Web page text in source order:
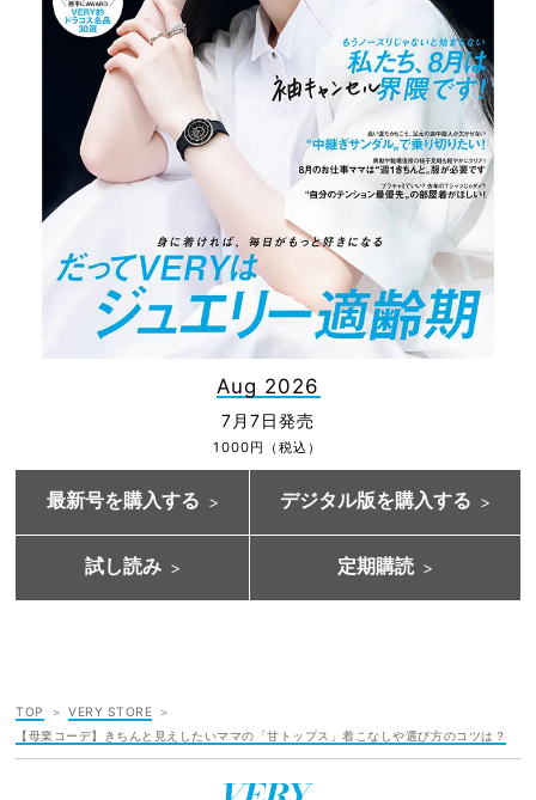
Aug 2026
7月7日発売
1000円（税込）
最新号を購入する デジタル版を購入する
試し読み 定期購読
TOP
VERY STORE
【母業コーデ】きちんと見えしたいママの「甘トップス」着こなしや選び方のコツは？